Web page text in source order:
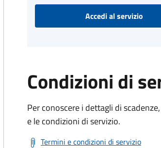
Accedi al servizio
Condizioni di
Per conoscere i dettagli di
e le condizioni di servizio.
Termini e condizioni di servizio